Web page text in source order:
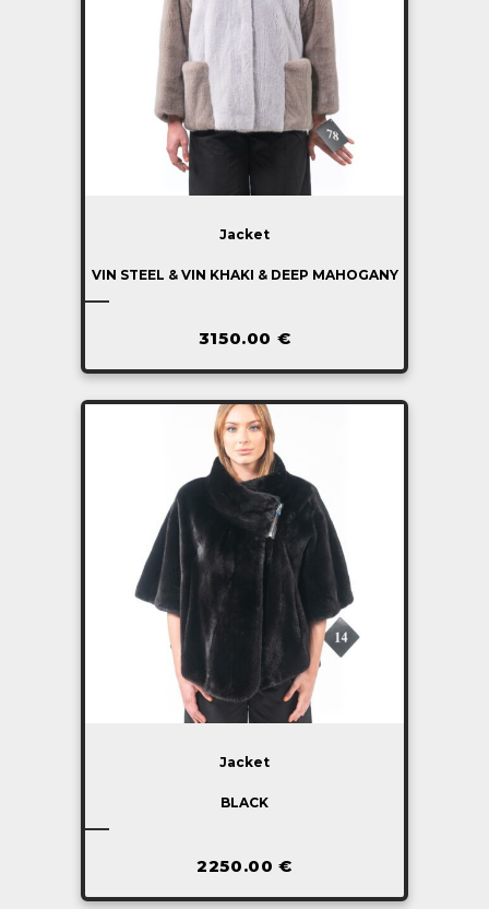
Jacket
VIN STEEL & VIN KHAKI & DEEP MAHOGANY
3150.00 €
Jacket
BLACK
2250.00€